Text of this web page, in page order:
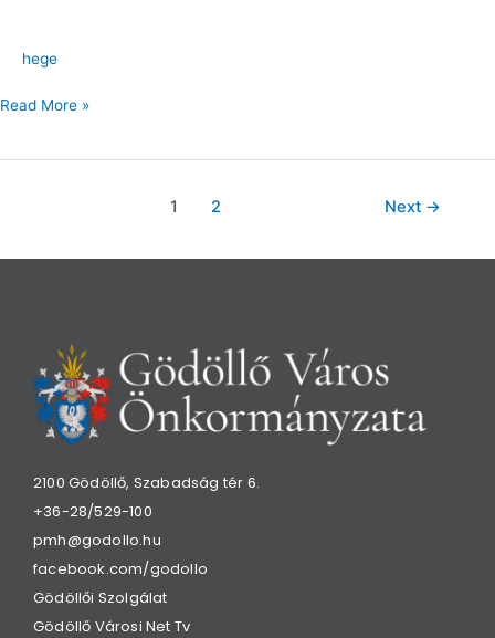
hege
Read More »
1 2 Next →
2100 Gödöllő, Szabadság tér 6.
+36-28/529-100
pmh@godollo.hu
facebook.com/godollo
Gödöllői Szolgálat
Gödöllő Városi Net Tv